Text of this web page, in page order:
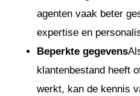
agenten vaak beter
expertise en
Beperkte gegevens
klantenbestand heeft
werkt, kan de kennis